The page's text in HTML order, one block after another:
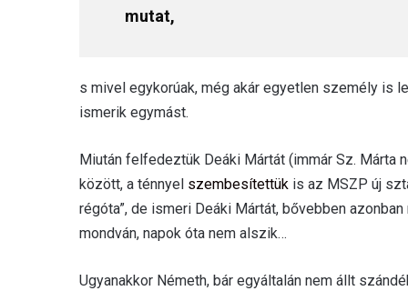
mutat,
s mivel egykorúak, még akár egyetlen személy is
ismerik egymást.
Miután felfedeztük Deáki Mártát (immár Sz. Márta
között, a ténnyel szembesítettük is az MSZP új
régóta”, de ismeri Deáki Mártát, bővebben
mondván, napok óta nem alszik…
Ugyanakkor Németh, bár egyáltalán nem állt